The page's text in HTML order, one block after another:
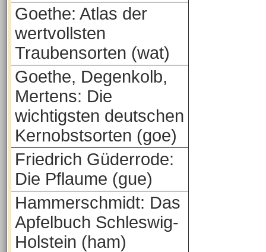
Goethe: Atlas der
wertvollsten
Traubensorten (wat)
Goethe, Degenkolb,
Mertens: Die
wichtigsten deutschen
Kernobstsorten (goe)
Friedrich Güderrode:
Die Pflaume (gue)
Hammerschmidt: Das
Apfelbuch Schleswig-
Holstein (ham)